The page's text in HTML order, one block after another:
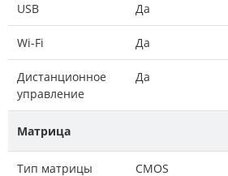
USB Да
Wi-Fi Да
Дистанционное
управление
Да
Матрица
Тип матрицы CMOS